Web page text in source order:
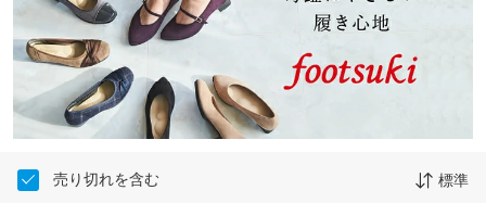
売り切れを含む 標準